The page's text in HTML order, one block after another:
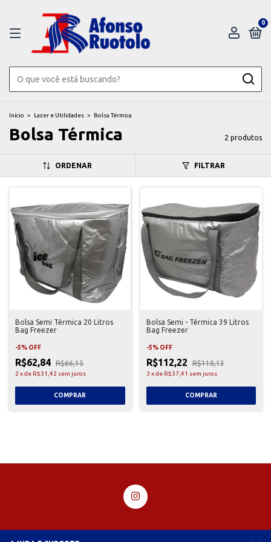
0
Início > Lazer e Utilidades > Bolsa Térmica
Bolsa Térmica 2 produtos
ORDENAR FILTRAR
Bolsa Semi Térmica 20 Litros
Bag Freezer
-5% OFF
R$62,84 R$66,15
2 xde R$31,42 sem juros
Bolsa Semi - Térmica 39 Litros
Bag Freezer
-5% OFF
R$112,22 R$118,13
3 xde R$37,41 sem juros